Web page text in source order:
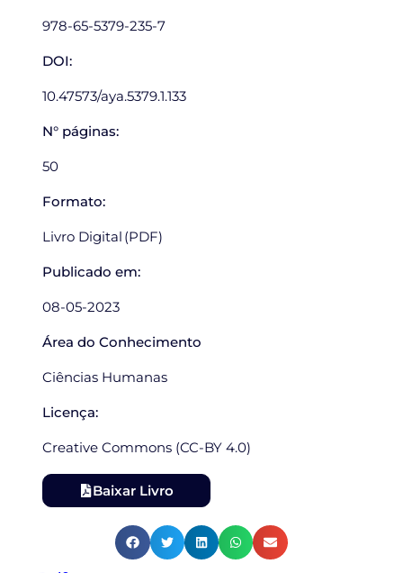
978-65-5379-235-7
DOI:
10.47573/aya.5379.1.133
N° páginas:
50
Formato:
Livro Digital (PDF)
Publicado em:
08-05-2023
Área do Conhecimento
Ciências Humanas
Licença:
Creative Commons (CC-BY 4.0)
Baixar Livro